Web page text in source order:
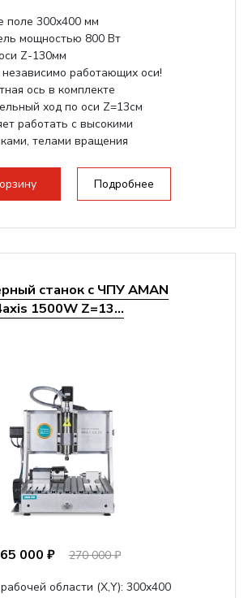
поле 300х400 мм
мощностью 800 Вт
Z-130мм
работающих оси!
ось в комплекте
ход по оси Z=13см
работать с высокими
телами вращения
Подробнее
станок с ЧПУ AMAN
1500W Z=13...
000 ₽ 270 000 ₽
области (Х,Y): 300x400